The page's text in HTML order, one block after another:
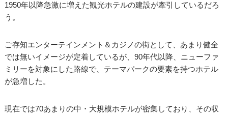
1950年以降急激に増えた観光ホテルの建設が牽引しているだろ
う。
ご存知エンターテインメント＆カジノの街として、あまり健全
では無いイメージが定着しているが、90年代以降、ニューファ
ミリーを対象にした路線で、テーマパークの要素を持つホテル
が急増した。
現在では70あまりの中・大規模ホテルが密集しており、その収